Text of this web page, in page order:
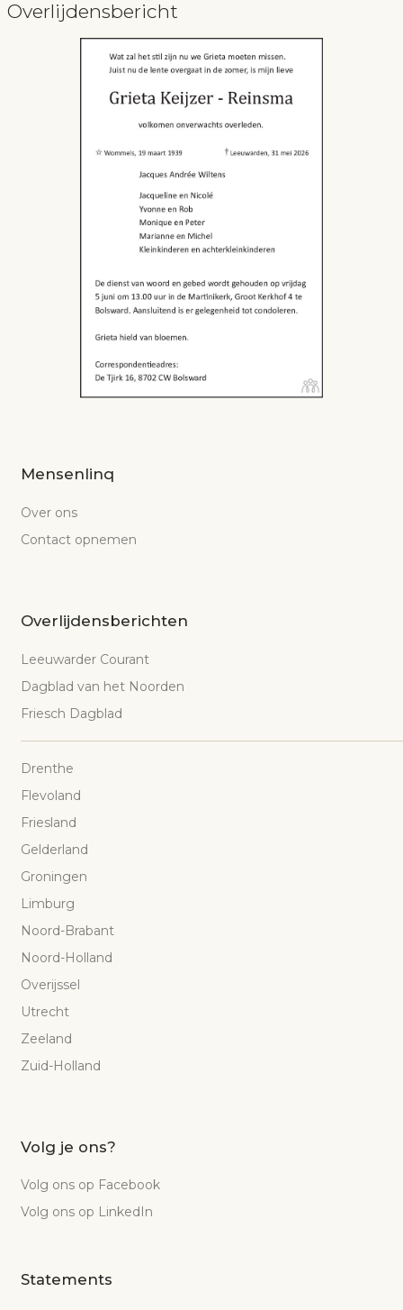
Overlijdensbericht
Mensenlinq
Over ons
Contact opnemen
Overlijdensberichten
Leeuwarder Courant
Dagblad van het Noorden
Friesch Dagblad
Drenthe
Flevoland
Friesland
Gelderland
Groningen
Limburg
Noord-Brabant
Noord-Holland
Overijssel
Utrecht
Zeeland
Zuid-Holland
Volg je ons?
Volg ons op Facebook
Volg ons op LinkedIn
Statements